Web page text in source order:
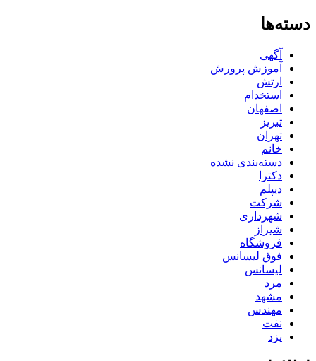
دسته‌ها
آگهی
آموزش پرورش
ارتش
استخدام
اصفهان
تبریز
تهران
خانم
دسته‌بندی نشده
دکترا
دیپلم
شرکت
شهرداری
شیراز
فروشگاه
فوق لیسانس
لیسانس
مرد
مشهد
مهندس
نفت
یزد